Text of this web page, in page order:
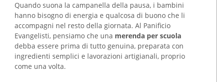
Quando suona la campanella della pausa, i bambini
hanno bisogno di energia e qualcosa di buono che li
accompagni nel resto della giornata. Al Panificio
Evangelisti, pensiamo che una merenda per scuola
debba essere prima di tutto genuina, preparata con
ingredienti semplici e lavorazioni artigianali, proprio
come una volta.